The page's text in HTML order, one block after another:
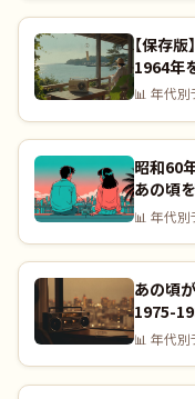
【保存版
1964年
すか？｜
📊 年代別
昭和60
あの頃
📊 年代別
あの頃
1975-
📊 年代別